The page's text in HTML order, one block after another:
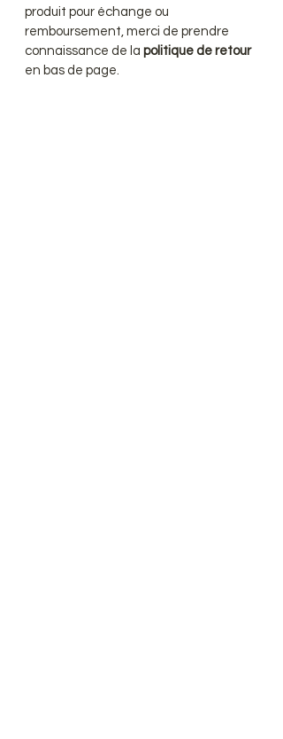
produit pour échange ou
remboursement, merci de prendre
connaissance de la politique de retour
en bas de page.